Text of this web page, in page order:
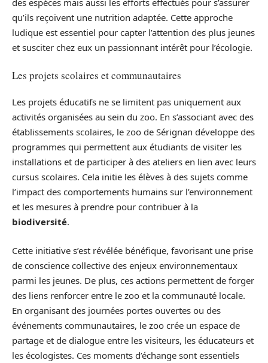
des espèces mais aussi les efforts effectués pour s’assurer
qu’ils reçoivent une nutrition adaptée. Cette approche
ludique est essentiel pour capter l’attention des plus jeunes
et susciter chez eux un passionnant intérêt pour l’écologie.
Les projets scolaires et communautaires
Les projets éducatifs ne se limitent pas uniquement aux
activités organisées au sein du zoo. En s’associant avec des
établissements scolaires, le zoo de Sérignan développe des
programmes qui permettent aux étudiants de visiter les
installations et de participer à des ateliers en lien avec leurs
cursus scolaires. Cela initie les élèves à des sujets comme
l’impact des comportements humains sur l’environnement
et les mesures à prendre pour contribuer à la
biodiversité.
Cette initiative s’est révélée bénéfique, favorisant une prise
de conscience collective des enjeux environnementaux
parmi les jeunes. De plus, ces actions permettent de forger
des liens renforcer entre le zoo et la communauté locale.
En organisant des journées portes ouvertes ou des
événements communautaires, le zoo crée un espace de
partage et de dialogue entre les visiteurs, les éducateurs et
les écologistes. Ces moments d’échange sont essentiels